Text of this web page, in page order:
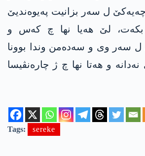
ل سەر بزانیت پەیوەندیێ
لێ هەیا نها چ کەس و
ل سەر وی و سەدەمن وندا بوونا
و هەتا نها چ ژ چارەنڤیسا
Tags: sereke